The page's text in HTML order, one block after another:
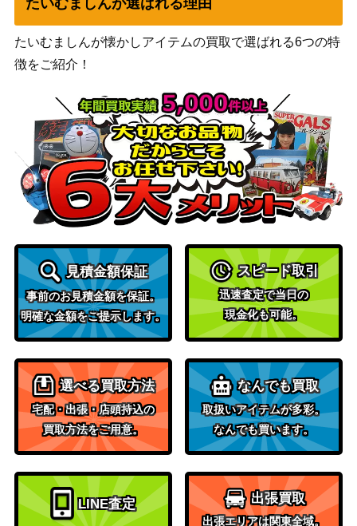
57/049】
（新たなる試練の向こ
う）
カイ（R）【S10P 064/06
ソード&シールド
メタルコアバリア（UR）
【SM9b 068/054】
サン&ムーン
（フルメタルウォー
ル）
200
カプ・テテフGX（HR）
【SM2L 057/050 】
サン&ムーン
（アローラの月光）
4,000
ベルのまごころ（SAR）
【SV5M 097/071】
スカーレット＆バイオ
（サイバージャッジ）
サーナイトGX（HR）【S
M3N 061/051】
サン&ムーン
（光を食らう闇）
5,500
フシギソウLV.23 （プロ
50
ジャローダex（SAR）【s
v11B 167/086】
スカーレット＆バイオ
レット
（ブラックボルト）
3,000
ADVシリーズ
（クイック・コンスト
ラクション・パック タ
イプユニット:水）
スカーレット＆バイオ
たいむましんが選ばれる理由
たいむましんが懐かしアイテムの買取で選ばれる6つの特
徴をご紹介！
見積金額保証
事前のお見積金額を保証。
明確な金額をご提示します。
スピード取引
迅速査定で当日の
現金化も可能。
選べる買取方法
宅配・出張・店頭持込の
買取方法をご用意。
なんでも買取
取扱いアイテムが多彩。
なんでも買います。
LINE査定 出張買取
出張エリアは関東全域。